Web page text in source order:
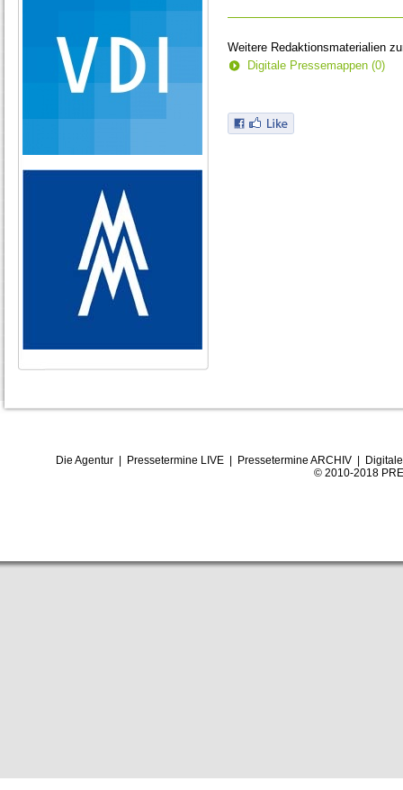
Weitere Redaktionsmaterialien
Digitale Pressemappen (0)
Die Agentur| Pressetermine LIVE| Pressetermine ARCHIV|
© 2010-2018